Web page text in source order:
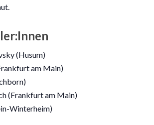
(Husum)
am Main)
(Frankfurt am Main)
Winterheim)